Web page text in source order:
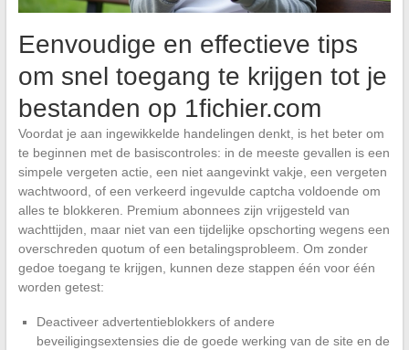
Eenvoudige en effectieve tips
om snel toegang te krijgen tot je
bestanden op 1fichier.com
Voordat je aan ingewikkelde handelingen denkt, is het beter om
te beginnen met de basiscontroles: in de meeste gevallen is een
simpele vergeten actie, een niet aangevinkt vakje, een vergeten
wachtwoord, of een verkeerd ingevulde captcha voldoende om
alles te blokkeren. Premium abonnees zijn vrijgesteld van
wachttijden, maar niet van een tijdelijke opschorting wegens een
overschreden quotum of een betalingsprobleem. Om zonder
gedoe toegang te krijgen, kunnen deze stappen één voor één
worden getest:
Deactiveer advertentieblokkers of andere
beveiligingsextensies die de goede werking van de site en de